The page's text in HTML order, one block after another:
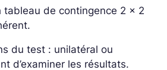
tableau de contingence 2 × 2
du test : unilatéral ou
d’examiner les résultats.